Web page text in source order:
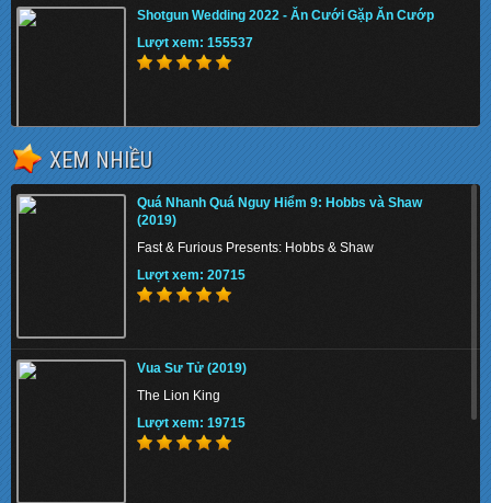
Shotgun Wedding 2022 - Ăn Cưới Gặp Ăn Cướp
Lượt xem: 155537
The Tiger Rising 2022 - Con Cọp Trỗi Dậy
Lượt xem: 156762
The Union 2024 - Liên minh tuyệt mật
Lượt xem: 157417
XEM NHIỀU
Quá Nhanh Quá Nguy Hiểm 9: Hobbs và Shaw
(2019)
Fast & Furious Presents: Hobbs & Shaw
Lượt xem: 20715
Vua Sư Tử (2019)
The Lion King
Lượt xem: 19715